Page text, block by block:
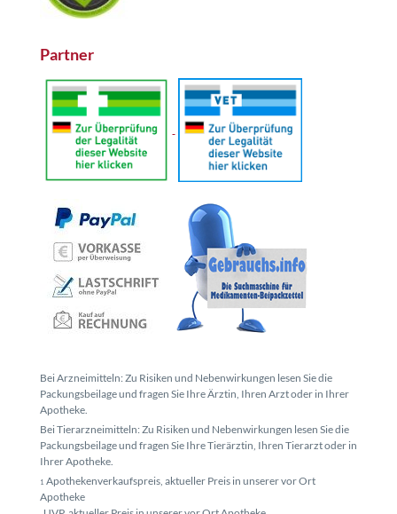
Partner
Bei Arzneimitteln: Zu Risiken und Nebenwirkungen lesen Sie die
Packungsbeilage und fragen Sie Ihre Ärztin, Ihren Arzt oder in Ihrer
Apotheke.
Bei Tierarzneimitteln: Zu Risiken und Nebenwirkungen lesen Sie die
Packungsbeilage und fragen Sie Ihre Tierärztin, Ihren Tierarzt oder in
Ihrer Apotheke.
1 Apothekenverkaufspreis, aktueller Preis in unserer vor Ort
Apotheke